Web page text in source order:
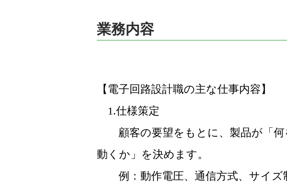
業務内容
【電子回路設計職の主な仕事内容】
1.仕様策定
顧客の要望をもとに、製品が「何
動くか」を決めます。
例：動作電圧、通信方式、サイズ